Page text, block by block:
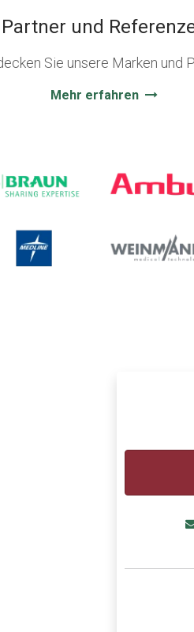
Partner und
Sie unsere Marken und
Mehr erfahren